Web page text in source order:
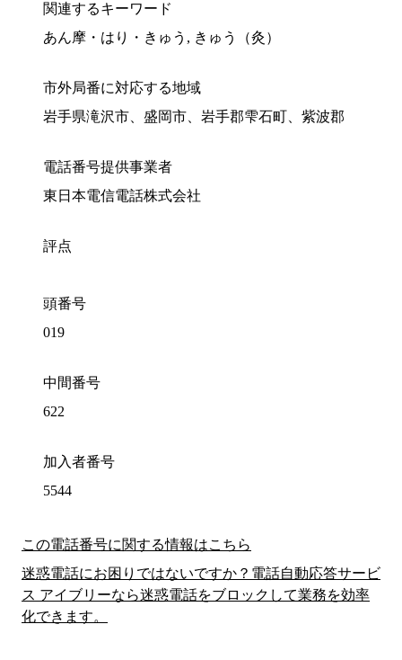
関連するキーワード
あん摩・はり・きゅう, きゅう（灸）
市外局番に対応する地域
岩手県滝沢市、盛岡市、岩手郡雫石町、紫波郡
電話番号提供事業者
東日本電信電話株式会社
評点
頭番号
019
中間番号
622
加入者番号
5544
この電話番号に関する情報はこちら
迷惑電話にお困りではないですか？電話自動応答サービ
ス アイブリーなら迷惑電話をブロックして業務を効率
化できます。